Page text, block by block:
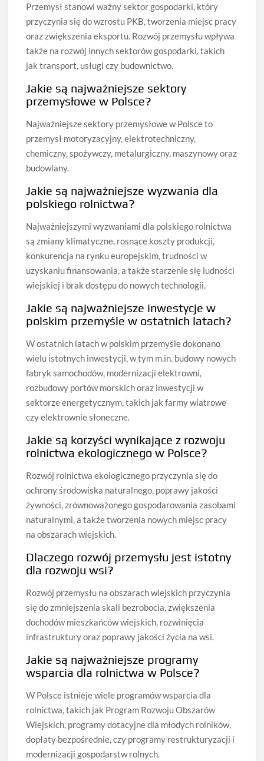
Przemysł stanowi ważny sektor gospodarki, który
przyczynia się do wzrostu PKB, tworzenia miejsc pracy
oraz zwiększenia eksportu. Rozwój przemysłu wpływa
także na rozwój innych sektorów gospodarki, takich
jak transport, usługi czy budownictwo.
Jakie są najważniejsze sektory
przemysłowe w Polsce?
Najważniejsze sektory przemysłowe w Polsce to
przemysł motoryzacyjny, elektrotechniczny,
chemiczny, spożywczy, metalurgiczny, maszynowy oraz
budowlany.
Jakie są najważniejsze wyzwania dla
polskiego rolnictwa?
Najważniejszymi wyzwaniami dla polskiego rolnictwa
są zmiany klimatyczne, rosnące koszty produkcji,
konkurencja na rynku europejskim, trudności w
uzyskaniu finansowania, a także starzenie się ludności
wiejskiej i brak dostępu do nowych technologii.
Jakie są najważniejsze inwestycje w
polskim przemyśle w ostatnich latach?
W ostatnich latach w polskim przemyśle dokonano
wielu istotnych inwestycji, w tym m.in. budowy nowych
fabryk samochodów, modernizacji elektrowni,
rozbudowy portów morskich oraz inwestycji w
sektorze energetycznym, takich jak farmy wiatrowe
czy elektrownie słoneczne.
Jakie są korzyści wynikające z rozwoju
rolnictwa ekologicznego w Polsce?
Rozwój rolnictwa ekologicznego przyczynia się do
ochrony środowiska naturalnego, poprawy jakości
żywności, zrównoważonego gospodarowania zasobami
naturalnymi, a także tworzenia nowych miejsc pracy
na obszarach wiejskich.
Dlaczego rozwój przemysłu jest istotny
dla rozwoju wsi?
Rozwój przemysłu na obszarach wiejskich przyczynia
się do zmniejszenia skali bezrobocia, zwiększenia
dochodów mieszkańców wiejskich, rozwinięcia
infrastruktury oraz poprawy jakości życia na wsi.
Jakie są najważniejsze programy
wsparcia dla rolnictwa w Polsce?
W Polsce istnieje wiele programów wsparcia dla
rolnictwa, takich jak Program Rozwoju Obszarów
Wiejskich, programy dotacyjne dla młodych rolników,
dopłaty bezpośrednie, czy programy restrukturyzacji i
modernizacji gospodarstw rolnych.